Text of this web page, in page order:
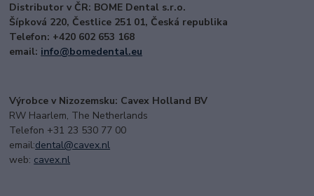
Distributor v ČR: BOME Dental s.r.o.
Šípková 220, Čestlice 251 01, Česká republika
Telefon: +420 602 653 168
email: info@bomedental.eu
Výrobce v Nizozemsku: Cavex Holland BV
RW Haarlem, The Netherlands
Telefon +31 23 530 77 00
email:dental@cavex.nl
web: cavex.nl